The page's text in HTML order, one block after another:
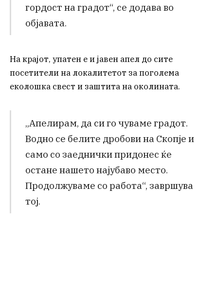
гордост на градот“, се додава во
објавата.
На крајот, упатен е и јавен апел до сите
посетители на локалитетот за поголема
еколошка свест и заштита на околината.
„Апелирам, да си го чуваме градот.
Водно се белите дробови на Скопје и
само со заеднички придонес ќе
остане нашето најубаво место.
Продолжуваме со работа“, завршува
тој.